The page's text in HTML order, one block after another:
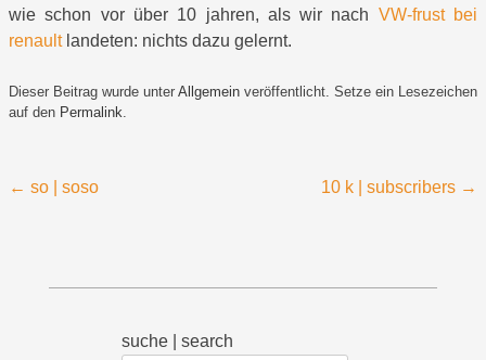
wie schon vor über 10 jahren, als wir nach VW-frust bei
renaultlandeten: nichts dazu gelernt.
Dieser Beitrag wurde unter Allgemein veröffentlicht. Setze ein Lesezeichen
auf den Permalink.
Beitragsnavigation
← so | soso 10 k | subscribers →
suche | search